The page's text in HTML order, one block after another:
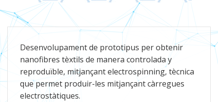
Desenvolupament de prototipus per obtenir
nanofibres tèxtils de manera controlada y
reproduïble, mitjançant electrospinning, tècnica
que permet produir-les mitjançant càrregues
electrostàtiques.